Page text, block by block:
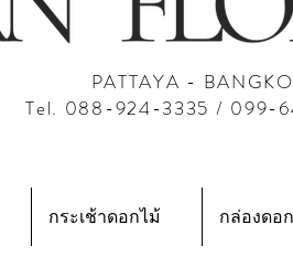
PATTAYA -
Tel. 088-924-3335 / 099-
กระเช้าดอกไม้ กล่องดอ